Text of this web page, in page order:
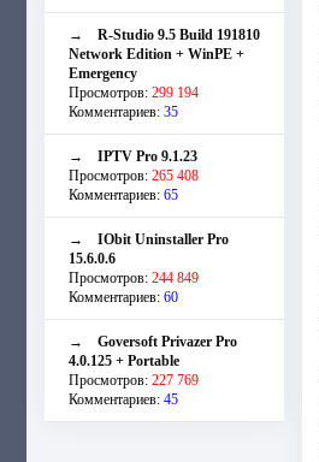
→ R-Studio 9.5 Build 191810
Network Edition + WinPE +
Emergency
Просмотров: 299 194
Комментариев: 35
→ IPTV Pro 9.1.23
Просмотров: 265 408
Комментариев: 65
→ IObit Uninstaller Pro
15.6.0.6
Просмотров: 244 849
Комментариев: 60
→ Goversoft Privazer Pro
4.0.125 + Portable
Просмотров: 227 769
Комментариев: 45